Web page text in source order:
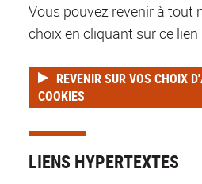
Vous pouvez revenir à tout
choix en cliquant sur ce lien
REVENIR SUR VOS CHOIX
COOKIES
LIENS HYPERTEXTES